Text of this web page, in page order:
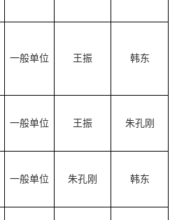
一般单位 王振 韩东
一般单位 王振 朱孔刚
一般单位 朱孔刚 韩东